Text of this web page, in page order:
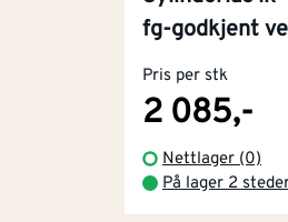
fg-godkjent
Pris per stk
2 085,-
Nettlager (0)
På lager 2